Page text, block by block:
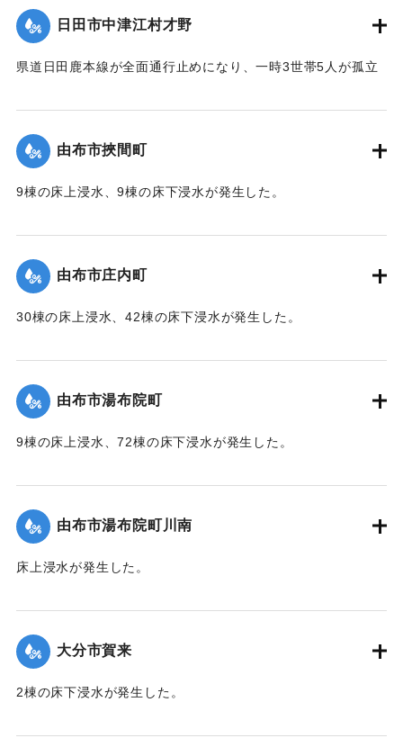
人に避難勧告を出した。
【出典：NHKニュース】
日田市中津江村才野
県道日田鹿本線が全面通行止めになり、一時3世帯5人が孤立
（第 22 報）】
2020/7/6｜固有コード: 01215060
由布市挾間町
9棟の床上浸水、9棟の床下浸水が発生した。
｜固有コード:
由布市庄内町
30棟の床上浸水、42棟の床下浸水が発生した。
｜固有コード: 01215054
由布市湯布院町
9棟の床上浸水、72棟の床下浸水が発生した。
｜固有コード: 01215055
由布市湯布院町川南
床上浸水が発生した。
2020/7/6｜固有コード:01215056
大分市賀来
2棟の床下浸水が発生した。